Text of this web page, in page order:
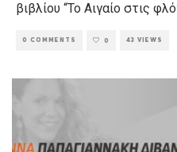
βιβλίου “Το Αιγαίο στις
0 COMMENTS 0 43 VIEWS